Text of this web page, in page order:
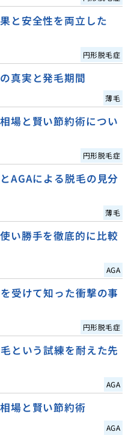
と安全性を両立した
円形脱毛症
真実と発毛期間
薄毛
場と賢い節約術につい
円形脱毛症
AGAによる脱毛の見分
薄毛
い勝手を徹底的に比較
AGA
受けて知った衝撃の事
円形脱毛症
という試練を耐えた先
AGA
場と賢い節約術
AGA